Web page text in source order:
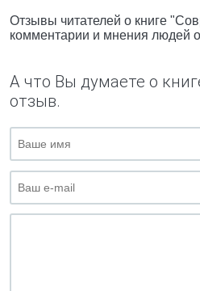
Отзывы читателей о книге
комментарии и мнения людей
А что Вы думаете о
отзыв.